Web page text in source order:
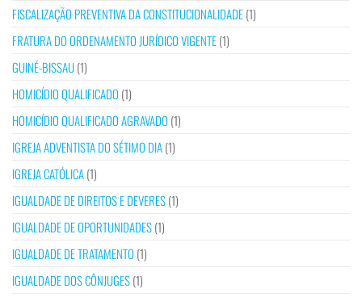
FISCALIZAÇÃO PREVENTIVA DA CONSTITUCIONALIDADE(1)
FRATURA DO ORDENAMENTO JURÍDICO VIGENTE(1)
GUINÉ-BISSAU(1)
HOMICÍDIO QUALIFICADO (1)
HOMICÍDIO QUALIFICADO AGRAVADO (1)
IGREJA ADVENTISTA DO SÉTIMO DIA(1)
IGREJA CATÓLICA(1)
IGUALDADE DE DIREITOS E DEVERES(1)
IGUALDADE DE OPORTUNIDADES(1)
IGUALDADE DE TRATAMENTO (1)
IGUALDADE DOS CÔNJUGES(1)